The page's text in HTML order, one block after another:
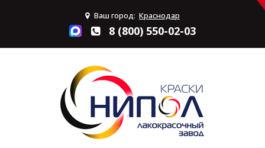
Ваш город: Краснодар
8 (800) 550-02-03